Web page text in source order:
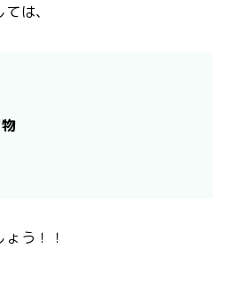
は、
う！！